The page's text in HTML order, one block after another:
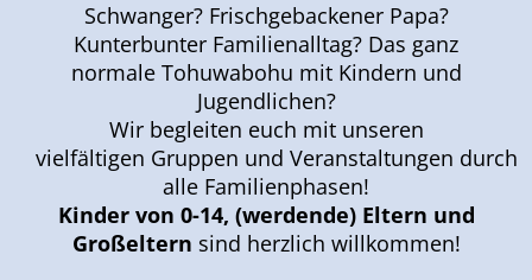
Schwanger? Frischgebackener Papa?
Kunterbunter Familienalltag? Das ganz
normale Tohuwabohu mit Kindern und
Jugendlichen?
Wir begleiten euch mit unseren
vielfältigen Gruppen und Veranstaltungen durch
alle Familienphasen!
Kinder von 0-14, (werdende) Eltern und
Großeltern sind herzlich willkommen!